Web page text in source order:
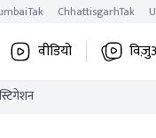
ChhattisgarhTak
वीडियो